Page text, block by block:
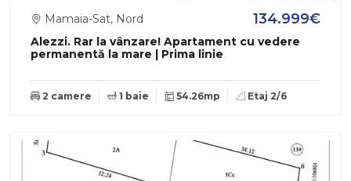
Alezzi. Rar la vânzare! Apartament cu vedere
permanentă la mare | Prima linie
Mamaia-Sat, Nord 134.999€
2 camere 1 baie 54.26mp Etaj 2/6